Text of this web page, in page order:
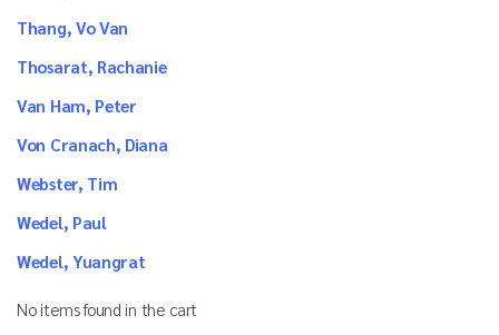
Thang, Vo Van
Thosarat, Rachanie
Van Ham, Peter
Von Cranach, Diana
Webster, Tim
Wedel, Paul
Wedel, Yuangrat
No items found in the cart